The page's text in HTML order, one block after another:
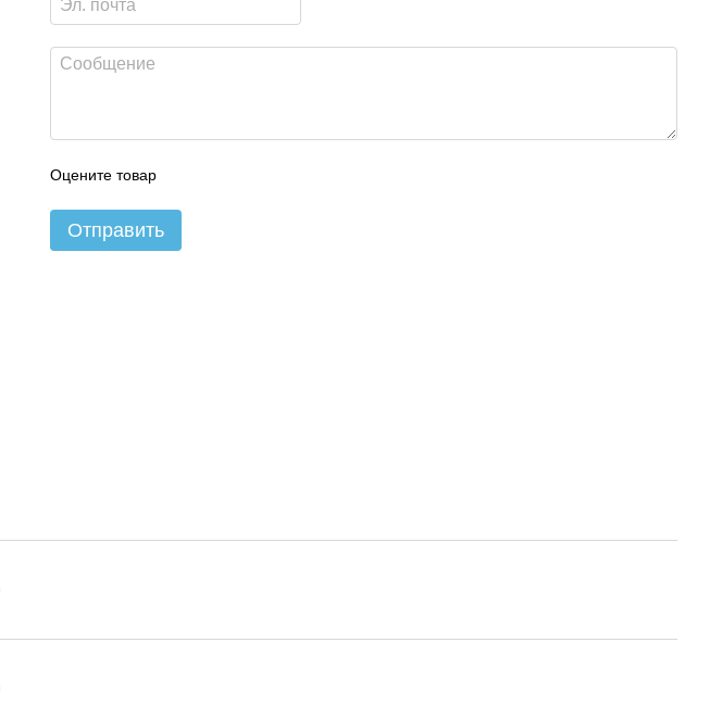
Оцените товар
Отправить